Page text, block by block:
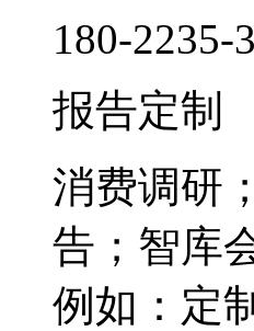
180-2235-
报告定制
消费调研
告；智库
例如：定